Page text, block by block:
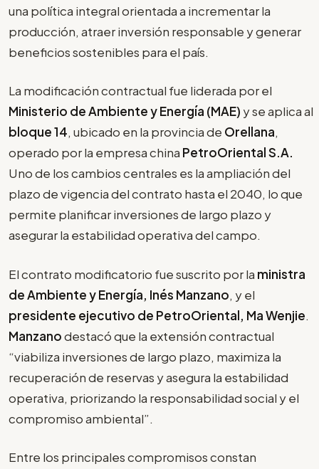
una política integral orientada a incrementar la
producción, atraer inversión responsable y generar
beneficios sostenibles para el país.
La modificación contractual fue liderada por el
Ministerio de Ambiente y Energía (MAE) y se aplica al
bloque 14, ubicado en la provincia de Orellana,
operado por la empresa china PetroOriental S.A.
Uno de los cambios centrales es la ampliación del
plazo de vigencia del contrato hasta el 2040, lo que
permite planificar inversiones de largo plazo y
asegurar la estabilidad operativa del campo.
El contrato modificatorio fue suscrito por la ministra
de Ambiente y Energía, Inés Manzano, y el
presidente ejecutivo de PetroOriental, Ma Wenjie.
Manzanodestacó que la extensión contractual
“viabiliza inversiones de largo plazo, maximiza la
recuperación de reservas y asegura la estabilidad
operativa, priorizando la responsabilidad social y el
compromiso ambiental”.
Entre los principales compromisos constan